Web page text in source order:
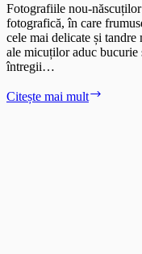
Fotografiile nou-
fotografică, în care
cele mai delicate și
ale micuților aduc bucurie
întregii…
Citește mai mult